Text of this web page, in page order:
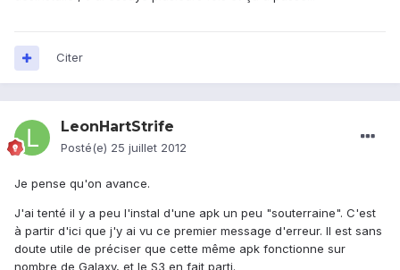
Citer
LeonHartStrife
Posté(e) 25 juillet 2012
Je pense qu'on avance.
J'ai tenté il y a peu l'instal d'une apk un peu "souterraine". C'est
à partir d'ici que j'y ai vu ce premier message d'erreur. Il est sans
doute utile de préciser que cette même apk fonctionne sur
nombre de Galaxy, et le S3 en fait parti.